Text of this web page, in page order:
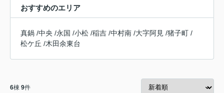
おすすめのエリア
真鍋 /中央 /永国 /小松 /稲吉 /中村南 /大字阿見 /猪子町 /
松ケ丘 /木田余東台
6棟 9件